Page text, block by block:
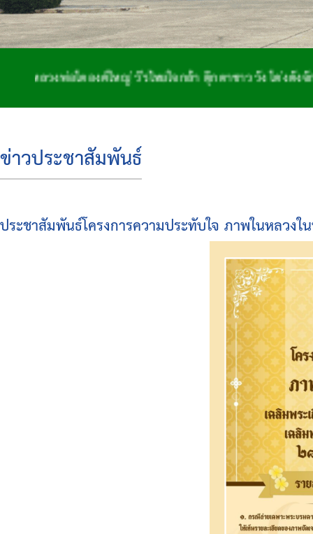
งพ่อโตองค์ใหญ่ วีรไทยใจกล้า ตุ๊กตาชาววัง โด่งดังจักสาน
ข่าวประชาสัมพันธ์
ประชาสัมพันธ์โครงการความประทับใจ ภาพในหลวงใ